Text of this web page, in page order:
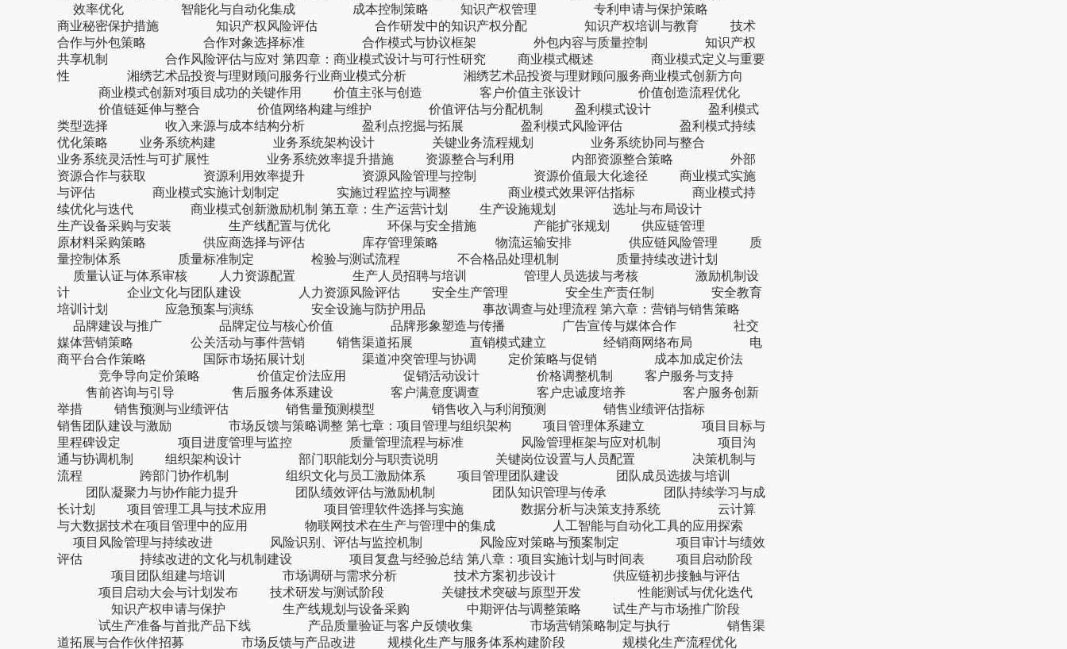
效率优化 智能化与自动化集成 成本控制策略 知识产权管理 专利申请与保护策略
商业秘密保护措施 知识产权风险评估 合作研发中的知识产权分配 知识产权培训与教育 技术
合作与外包策略 合作对象选择标准 合作模式与协议框架 外包内容与质量控制 知识产权
共享机制 合作风险评估与应对 第四章：商业模式设计与可行性研究 商业模式概述 商业模式定义与重要
性 湘绣艺术品投资与理财顾问服务行业商业模式分析 湘绣艺术品投资与理财顾问服务商业模式创新方向
商业模式创新对项目成功的关键作用 价值主张与创造 客户价值主张设计 价值创造流程优化
价值链延伸与整合 价值网络构建与维护 价值评估与分配机制 盈利模式设计 盈利模式
类型选择 收入来源与成本结构分析 盈利点挖掘与拓展 盈利模式风险评估 盈利模式持续
优化策略 业务系统构建 业务系统架构设计 关键业务流程规划 业务系统协同与整合
业务系统灵活性与可扩展性 业务系统效率提升措施 资源整合与利用 内部资源整合策略 外部
资源合作与获取 资源利用效率提升 资源风险管理与控制 资源价值最大化途径 商业模式实施
与评估 商业模式实施计划制定 实施过程监控与调整 商业模式效果评估指标 商业模式持
续优化与迭代 商业模式创新激励机制 第五章：生产运营计划 生产设施规划 选址与布局设计
生产设备采购与安装 生产线配置与优化 环保与安全措施 产能扩张规划 供应链管理
原材料采购策略 供应商选择与评估 库存管理策略 物流运输安排 供应链风险管理 质
量控制体系 质量标准制定 检验与测试流程 不合格品处理机制 质量持续改进计划
质量认证与体系审核 人力资源配置 生产人员招聘与培训 管理人员选拔与考核 激励机制设
计 企业文化与团队建设 人力资源风险评估 安全生产管理 安全生产责任制 安全教育
培训计划 应急预案与演练 安全设施与防护用品 事故调查与处理流程 第六章：营销与销售策略
品牌建设与推广 品牌定位与核心价值 品牌形象塑造与传播 广告宣传与媒体合作 社交
媒体营销策略 公关活动与事件营销 销售渠道拓展 直销模式建立 经销商网络布局 电
商平台合作策略 国际市场拓展计划 渠道冲突管理与协调 定价策略与促销 成本加成定价法
竞争导向定价策略 价值定价法应用 促销活动设计 价格调整机制 客户服务与支持
售前咨询与引导 售后服务体系建设 客户满意度调查 客户忠诚度培养 客户服务创新
举措 销售预测与业绩评估 销售量预测模型 销售收入与利润预测 销售业绩评估指标
销售团队建设与激励 市场反馈与策略调整 第七章：项目管理与组织架构 项目管理体系建立 项目目标与
里程碑设定 项目进度管理与监控 质量管理流程与标准 风险管理框架与应对机制 项目沟
通与协调机制 组织架构设计 部门职能划分与职责说明 关键岗位设置与人员配置 决策机制与
流程 跨部门协作机制 组织文化与员工激励体系 项目管理团队建设 团队成员选拔与培训
团队凝聚力与协作能力提升 团队绩效评估与激励机制 团队知识管理与传承 团队持续学习与成
长计划 项目管理工具与技术应用 项目管理软件选择与实施 数据分析与决策支持系统 云计算
与大数据技术在项目管理中的应用 物联网技术在生产与管理中的集成 人工智能与自动化工具的应用探索
项目风险管理与持续改进 风险识别、评估与监控机制 风险应对策略与预案制定 项目审计与绩效
评估 持续改进的文化与机制建设 项目复盘与经验总结 第八章：项目实施计划与时间表 项目启动阶段
项目团队组建与培训 市场调研与需求分析 技术方案初步设计 供应链初步接触与评估
项目启动大会与计划发布 技术研发与测试阶段 关键技术突破与原型开发 性能测试与优化迭代
知识产权申请与保护 生产线规划与设备采购 中期评估与调整策略 试生产与市场推广阶段
试生产准备与首批产品下线 产品质量验证与客户反馈收集 市场营销策略制定与执行 销售渠
道拓展与合作伙伴招募 市场反馈与产品改进 规模化生产与服务体系构建阶段 规模化生产流程优化